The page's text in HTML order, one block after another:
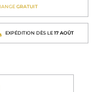
GRATUIT
EXPÉDITION DÈS LE 17 AOÛT